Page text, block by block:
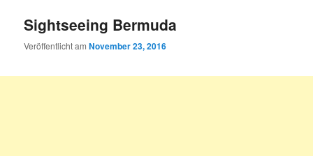
Sightseeing Bermuda
Veröffentlicht amNovember 23, 2016